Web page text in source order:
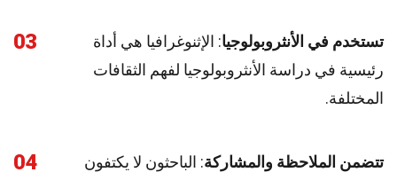
03 تستخدم في الأنثروبولوجيا: الإثنوغرافيا هي أداة
رئيسية في دراسة الأنثروبولوجيا لفهم الثقافات
المختلفة.
04 تتضمن الملاحظة والمشاركة: الباحثون لا يكتفون